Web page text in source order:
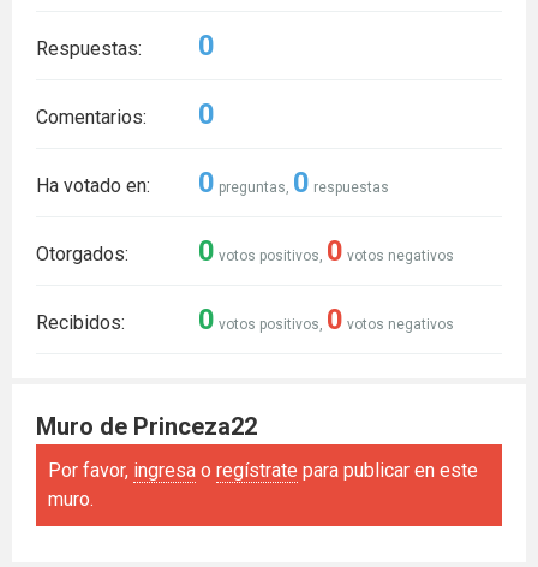
Respuestas: 0
Comentarios: 0
Ha votado en: 0 preguntas, 0 respuestas
Otorgados: 0 votos positivos, 0 votos negativos
Recibidos: 0 votos positivos, 0 votos negativos
Muro de Princeza22
Por favor, ingresa o regístrate para publicar en este
muro.